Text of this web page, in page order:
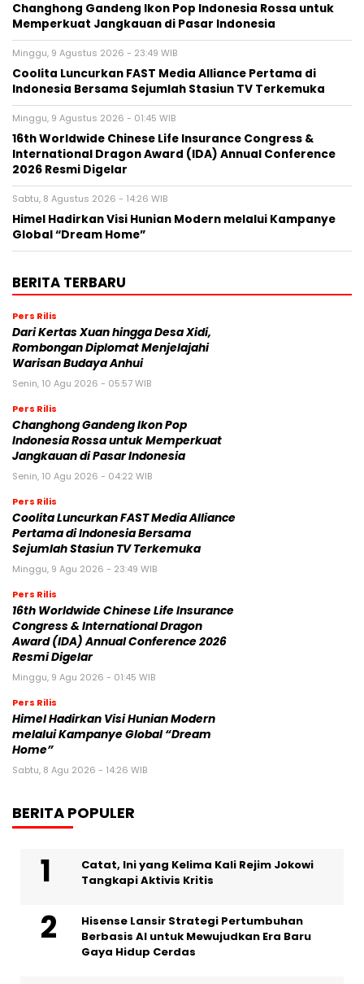
Changhong Gandeng Ikon Pop Indonesia Rossa untuk
Memperkuat Jangkauan di Pasar Indonesia
Minggu, 9 Agustus 2026 - 23:49 WIB
Coolita Luncurkan FAST Media Alliance Pertama di
Indonesia Bersama Sejumlah Stasiun TV Terkemuka
Minggu, 9 Agustus 2026 - 01:45 WIB
16th Worldwide Chinese Life Insurance Congress &
International Dragon Award (IDA) Annual Conference
2026 Resmi Digelar
Sabtu, 8 Agustus 2026 - 14:26 WIB
Himel Hadirkan Visi Hunian Modern melalui Kampanye
Global “Dream Home”
BERITA TERBARU
Pers Rilis
Dari Kertas Xuan hingga Desa Xidi,
Rombongan Diplomat Menjelajahi
Warisan Budaya Anhui
Senin, 10 Agu 2026 - 05:57 WIB
Pers Rilis
Changhong Gandeng Ikon Pop
Indonesia Rossa untuk Memperkuat
Jangkauan di Pasar Indonesia
Senin, 10 Agu 2026 - 04:22 WIB
Pers Rilis
Coolita Luncurkan FAST Media Alliance
Pertama di Indonesia Bersama
Sejumlah Stasiun TV Terkemuka
Minggu, 9 Agu 2026 - 23:49 WIB
Pers Rilis
16th Worldwide Chinese Life Insurance
Congress & International Dragon
Award (IDA) Annual Conference 2026
Resmi Digelar
Minggu, 9 Agu 2026 - 01:45 WIB
Pers Rilis
Himel Hadirkan Visi Hunian Modern
melalui Kampanye Global “Dream
Home”
Sabtu, 8 Agu 2026 - 14:26 WIB
BERITA POPULER
Catat, Ini yang Kelima Kali Rejim Jokowi
Tangkapi Aktivis Kritis
Hisense Lansir Strategi Pertumbuhan
Berbasis AI untuk Mewujudkan Era Baru
Gaya Hidup Cerdas